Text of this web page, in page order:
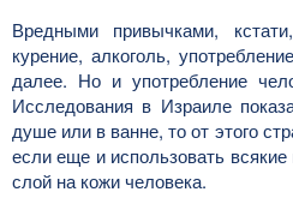
Вредными привычками,
курение, алкоголь,
далее. Но и употребление
Исследования в Израиле
душе или в ванне, то от этого
если еще и использовать
слой на кожи человека.